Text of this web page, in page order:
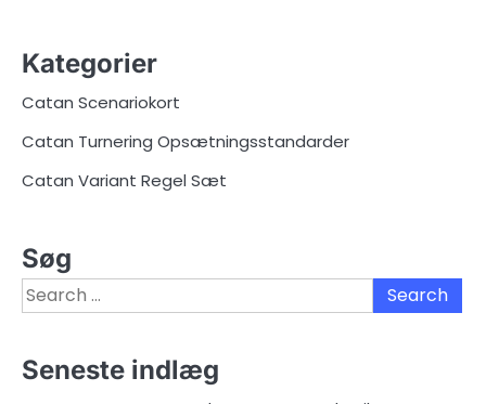
Kategorier
Catan Scenariokort
Catan Turnering Opsætningsstandarder
Catan Variant Regel Sæt
Søg
Search
for:
Seneste indlæg